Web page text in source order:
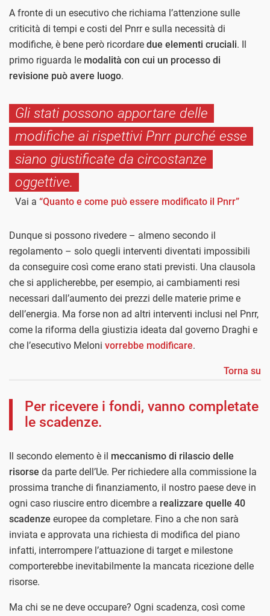
A fronte di un esecutivo che richiama l’attenzione sulle
criticità di tempi e costi del Pnrr e sulla necessità di
modifiche, è bene però ricordare due elementi cruciali. Il
primo riguarda le modalità con cui un processo di
revisione può avere luogo.
Gli stati possono apportare delle
modifiche ai rispettivi Pnrr purché esse
siano giustificate da circostanze
oggettive.
Vai a “Quanto e come può essere modificato il Pnrr”
Dunque si possono rivedere – almeno secondo il
regolamento – solo quegli interventi diventati impossibili
da conseguire così come erano stati previsti. Una clausola
che si applicherebbe, per esempio, ai cambiamenti resi
necessari dall’aumento dei prezzi delle materie prime e
dell’energia. Ma forse non ad altri interventi inclusi nel Pnrr,
come la riforma della giustizia ideata dal governo Draghi e
che l’esecutivo Meloni vorrebbe modificare.
Torna su
Per ricevere i fondi, vanno completate
le scadenze.
Il secondo elemento è il meccanismo di rilascio delle
risorse da parte dell’Ue. Per richiedere alla commissione la
prossima tranche di finanziamento, il nostro paese deve in
ogni caso riuscire entro dicembre a realizzare quelle 40
scadenze europee da completare. Fino a che non sarà
inviata e approvata una richiesta di modifica del piano
infatti, interrompere l’attuazione di target e milestone
comporterebbe inevitabilmente la mancata ricezione delle
risorse.
Ma chi se ne deve occupare? Ogni scadenza, così come